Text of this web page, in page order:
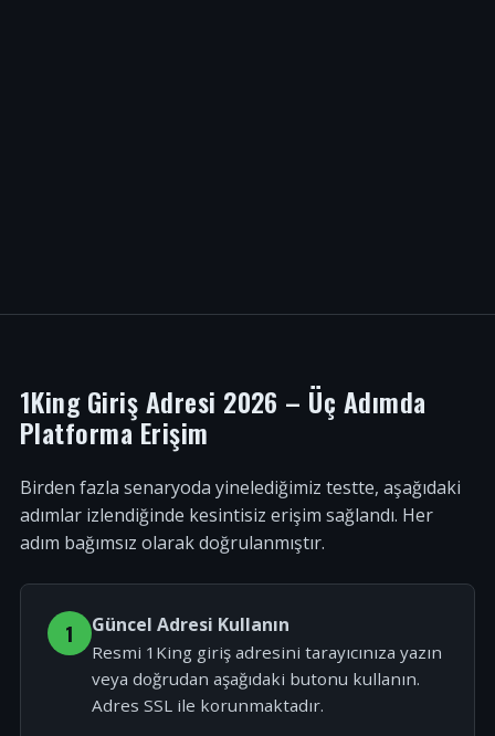
1King Giriş Adresi 2026 – Üç Adımda
Platforma Erişim
Birden fazla senaryoda yinelediğimiz testte, aşağıdaki
adımlar izlendiğinde kesintisiz erişim sağlandı. Her
adım bağımsız olarak doğrulanmıştır.
1 Güncel Adresi Kullanın
Resmi 1King giriş adresini tarayıcınıza yazın
veya doğrudan aşağıdaki butonu kullanın.
Adres SSL ile korunmaktadır.